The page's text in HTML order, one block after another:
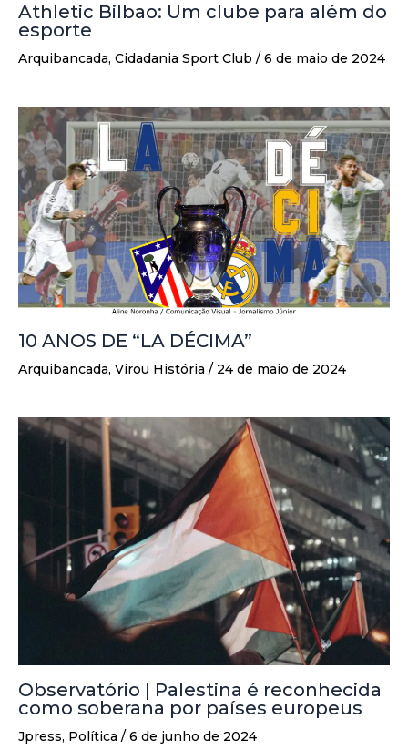
Athletic Bilbao: Um clube para além do
esporte
Arquibancada, Cidadania Sport Club / 6 de maio de 2024
10 ANOS DE “LA DÉCIMA”
Arquibancada, Virou História / 24 de maio de 2024
Observatório | Palestina é reconhecida
como soberana por países europeus
Jpress, Política / 6 de junho de 2024